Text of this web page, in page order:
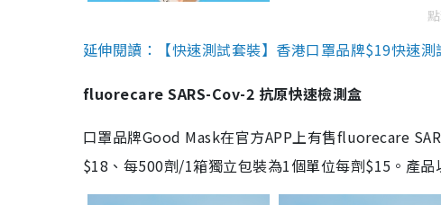
延伸閱讀：【快速測試套裝】香港口罩品牌$19快速
fluorecare SARS-Cov-2 抗原快速檢測盒
口罩品牌Good Mask在官方APP上有售fluorecare
$18、每500劑/1箱獨立包裝為1個單位每劑$15。產